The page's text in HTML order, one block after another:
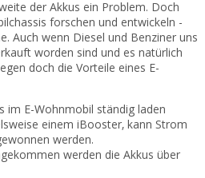
der Akkus ein Problem. Doch
forschen und entwickeln -
Auch wenn Diesel und Benziner uns
worden sind und es natürlich
doch die Vorteile eines E-
im E-Wohnmobil ständig laden
einem iBooster, kann Strom
werden.
werden die Akkus über